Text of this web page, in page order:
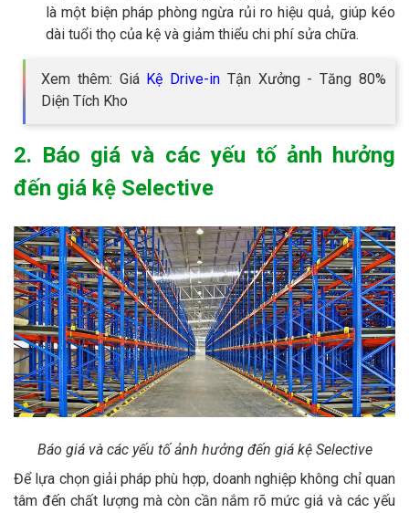
là một biện pháp phòng ngừa rủi ro hiệu quả, giúp kéo
dài tuổi thọ của kệ và giảm thiểu chi phí sửa chữa.
Xem thêm: Giá Kệ Drive-in Tận Xưởng - Tăng 80%
Diện Tích Kho
2. Báo giá và các yếu tố ảnh hưởng
đến giá kệ Selective
Báo giá và các yếu tố ảnh hưởng đến giá kệ Selective
Để lựa chọn giải pháp phù hợp, doanh nghiệp không chỉ quan
tâm đến chất lượng mà còn cần nắm rõ mức giá và các yếu